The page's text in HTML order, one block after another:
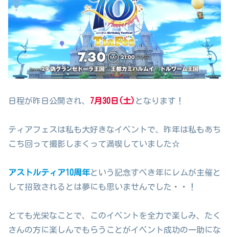
日程が昨日公開され、 7月30日(土) となります！
ティアフェスは私も大好きなイベントで、昨年は私もあち
こち回って撮影しまくって満喫していました☆
アストルティア10周年という記念すべき年にレムが主催と
して招致されるとは夢にも思いませんでした・・！
とても光栄なことで、このイベントを全力で楽しみ、たく
さんの方に楽しんでもらうことがイベント成功の一助にな